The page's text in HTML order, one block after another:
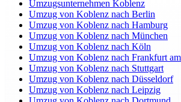
Umzugsunternehmen Koblenz
Umzug von Koblenz nach Berlin
Umzug von Koblenz nach Hamburg
Umzug von Koblenz nach München
Umzug von Koblenz nach Köln
Umzug von Koblenz nach Frankfurt
Umzug von Koblenz nach Stuttgart
Umzug von Koblenz nach Düsseldorf
Umzug von Koblenz nach Leipzig